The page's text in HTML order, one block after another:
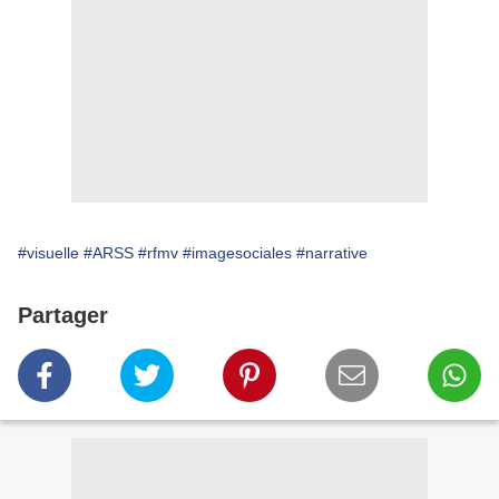
#visuelle #ARSS #rfmv #imagesociales #narrative
Partager